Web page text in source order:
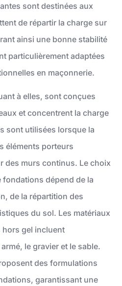
sont destinées aux
de répartir la charge sur
ainsi une bonne stabilité
particulièrement adaptées
en maçonnerie.
à elles, sont conçues
et concentrent la charge
sont utilisées lorsque la
éléments porteurs
des murs continus. Le choix
dépend de la
de la répartition des
du sol. Les matériaux
gel incluent
le gravier et le sable.
des formulations
garantissant une